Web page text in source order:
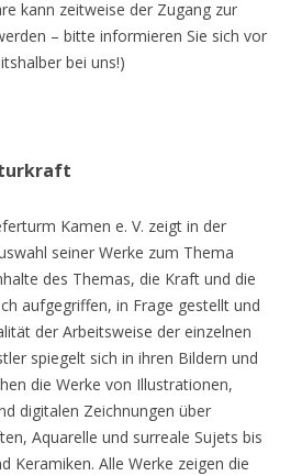
kann zeitweise der Zugang zur
– bitte informieren Sie sich vor
bei uns!)
Kamen e. V. zeigt in der
seiner Werke zum Thema
des Themas, die Kraft und die
aufgegriffen, in Frage gestellt und
der Arbeitsweise der einzelnen
spiegelt sich in ihren Bildern und
die Werke von Illustrationen,
digitalen Zeichnungen über
Aquarelle und surreale Sujets bis
Keramiken. Alle Werke zeigen die